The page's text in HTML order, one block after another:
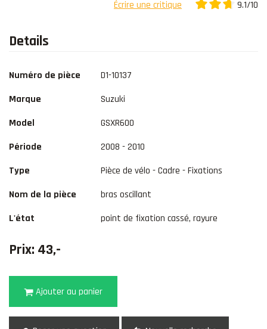
Écrire une critique
9.1/10
Details
Numéro de pièce
D1-10137
Marque
Suzuki
Model
GSXR600
Période
2008 - 2010
Type
Pièce de vélo - Cadre - Fixations
Nom de la pièce
bras oscillant
L'état
point de fixation cassé, rayure
Prix: 43,-
Ajouter au panier